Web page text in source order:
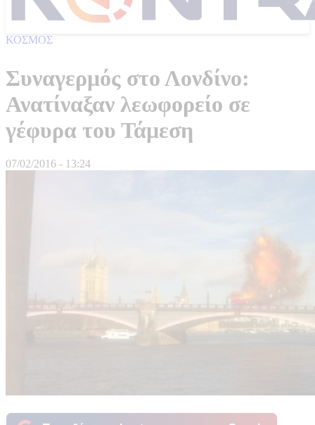
ΚΟΣΜΟΣ
Συναγερμός στο Λονδίνο:
Ανατίναξαν λεωφορείο σε
γέφυρα του Τάμεση
07/02/2016 - 13:24